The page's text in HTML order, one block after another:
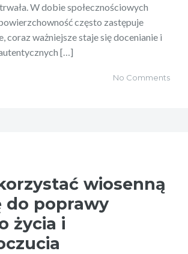
W dobie społecznościowych
często zastępuje
coraz ważniejsze staje się docenianie i
[…]
No Comments
wiosenną
do poprawy
życia i